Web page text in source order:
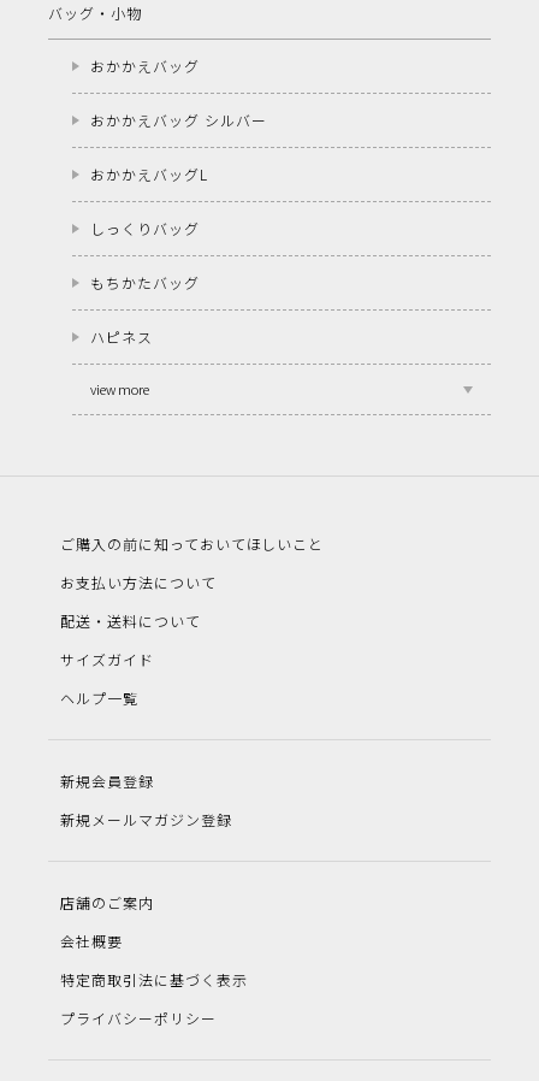
バッグ・小物
おかかえバッグ
おかかえバッグ シルバー
おかかえバッグL
しっくりバッグ
もちかたバッグ
ハピネス
view more
ご購入の前に知っておいてほしいこと
お支払い方法について
配送・送料について
サイズガイド
ヘルプ一覧
新規会員登録
新規メールマガジン登録
店舗のご案内
会社概要
特定商取引法に基づく表示
プライバシーポリシー